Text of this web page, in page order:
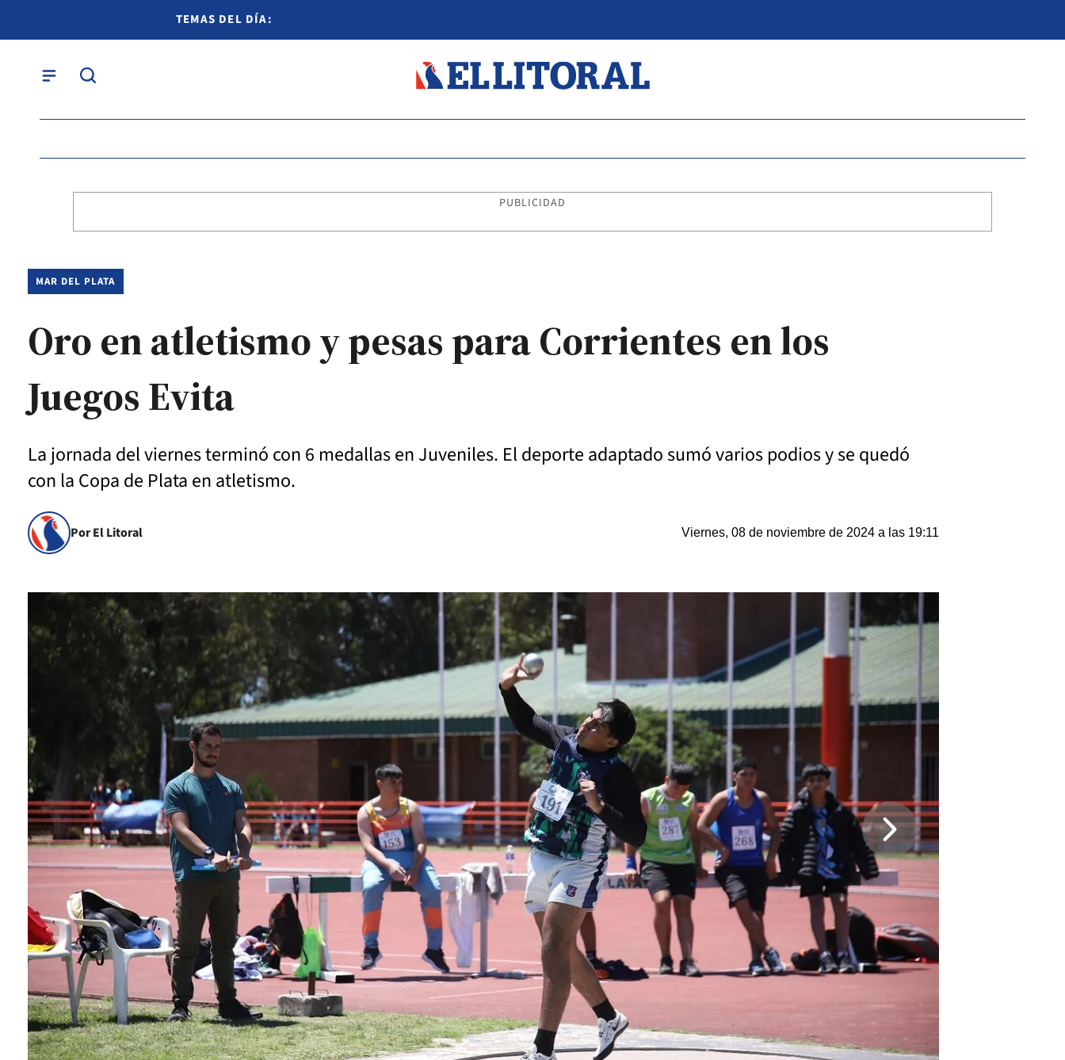
TEMAS DEL DÍA:
PUBLICIDAD
MAR DEL PLATA
Oro en atletismo y pesas para Corrientes en los
Juegos Evita
La jornada del viernes terminó con 6 medallas en Juveniles. El deporte adaptado sumó varios podios y se quedó
con la Copa de Plata en atletismo.
Por El Litoral Viernes, 08 de noviembre de 2024 a las 19:11